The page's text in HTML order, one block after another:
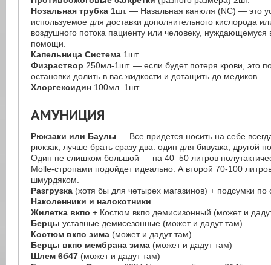
Нозальная трубка 1шт. — Назальная канюля (NC) — это
используемое для доставки дополнительного кислорода
воздушного потока пациенту или человеку, нуждающемуся
помощи.
Капельница Система 1шт.
Физраствор 250мл-1шт. — если будет потеря крови, это
остановки долить в вас жидкости и дотащить до медиков.
Хлоргексидин 100мл. 1шт.
АМУНИЦИЯ
Рюкзаки или Баулы — Все придется носить на себе
рюкзак, лучше брать сразу два: один для бивуака, другой
Один не слишком большой — на 40–50 литров
Molle-стропами подойдет идеально. А второй 70-100
шмурдяком.
Разгрузка (хотя бы для четырех магазинов) + подсумки по
Наколенники и налокотники
Жилетка вкпо + Костюм вкпо демисизонный (может и
Берцы уставные демисезонные (может и дадут там)
Костюм вкпо зима (может и дадут там)
Берцы вкпо мембрана зима (может и дадут там)
Шлем 6б47 (может и дадут там)